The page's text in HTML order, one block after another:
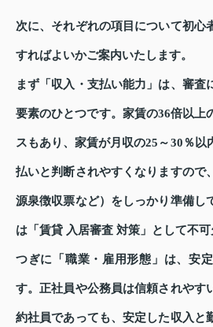
次に、それぞれの項目について初心
すればよいかご案内いたします。
まず「収入・支払い能力」は、審査
要素のひとつです。家賃の36倍以上
スもあり、家賃が月収の25～30％以
払いと判断されやすくなりますので
源泉徴収票など）をしっかり準備し
は「賃貸 入居審査 対策」として不可
つぎに「職業・雇用形態」は、安
す。正社員や公務員は信頼されやす
約社員であっても、安定した収入と